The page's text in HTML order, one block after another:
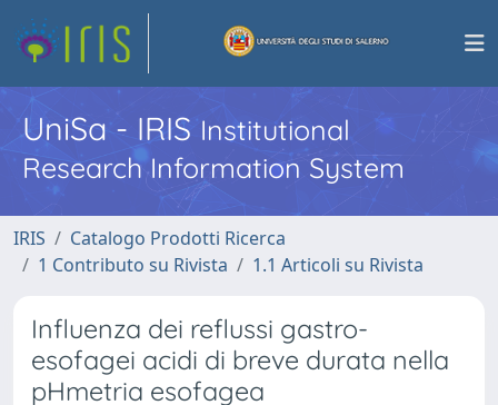
UniSa - IRISInstitutional
Research Information System
IRIS
Catalogo Prodotti Ricerca
1 Contributo su Rivista
1.1 Articoli su Rivista
Influenza dei reflussi gastro-
esofagei acidi di breve durata nella
pHmetria esofagea